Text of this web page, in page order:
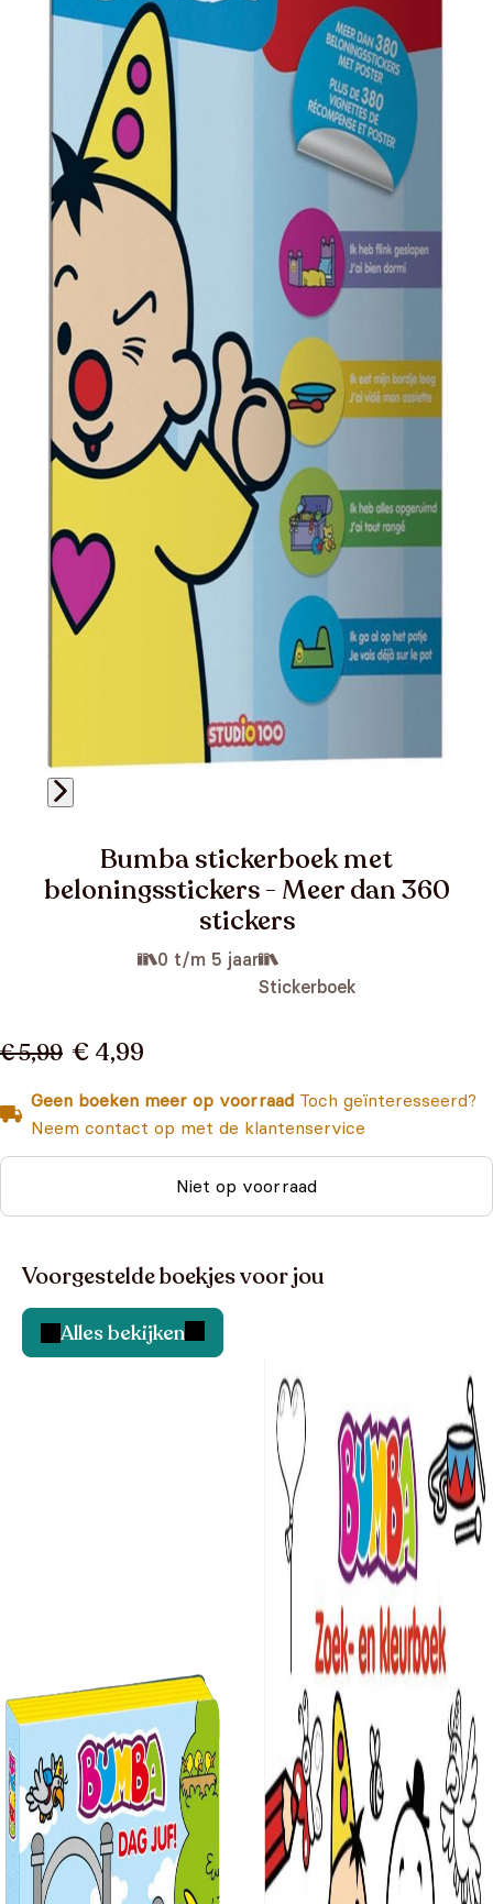
Bumba stickerboek met
beloningsstickers - Meer dan 360
stickers
0 t/m 5 jaar
Stickerboek
€ 5,99 € 4,99
Geen boeken meer op voorraad Toch geïnteresseerd?
Neem contact op met de klantenservice
Niet op voorraad
Voorgestelde boekjes voor jou
Alles bekijken